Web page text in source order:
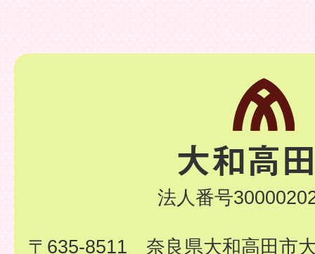
法人番号
〒635-8511 奈良県大和高田市